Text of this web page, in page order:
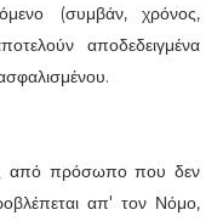
(συμβάν, χρόνος,
αποδεδειγμένα
από πρόσωπο που δεν
απ' τον Νόμο,